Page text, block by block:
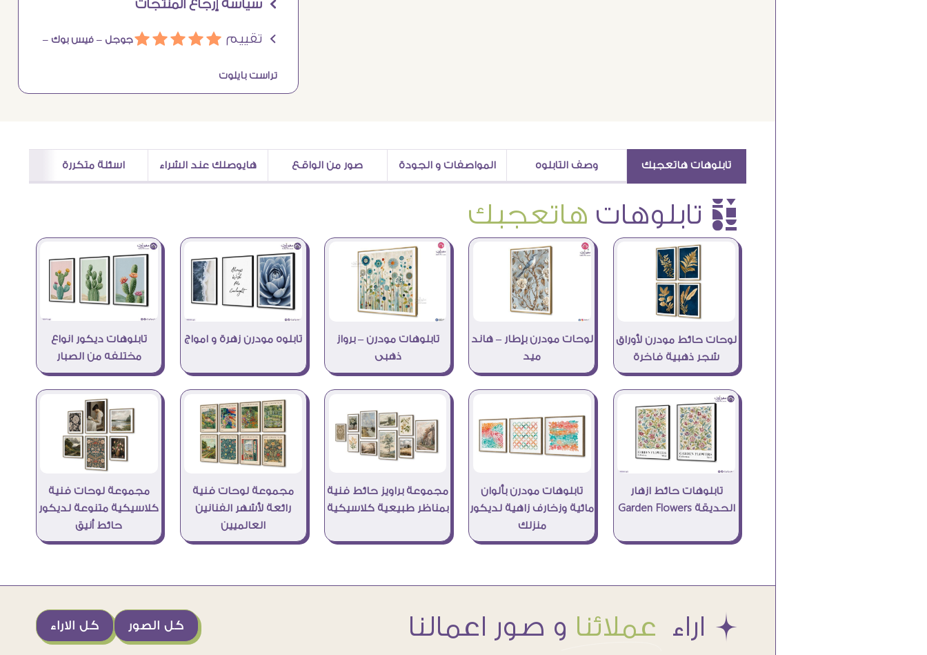
Ö سياسة إرجاع المنتجات
Ö تقييم áááááجوجل – فيس بوك –
تراست بايلوت
تابلوهات هاتعجبك وصف التابلوه المواصفات و الجودة صور من الواقع هايوصلك عند الشراء اسئلة متكررة
è تابلوهات هاتعجبك
لوحات حائط مودرن لأوراق
شجر ذهبية فاخرة
لوحات مودرن بإطار – هاند
ميد
تابلوهات مودرن – برواز
ذهبى
تابلوه مودرن زهرة و امواج
تابلوهات ديكور انواع
مختلفه من الصبار
تابلوهات حائط ازهار
الحديقة Garden Flowers
تابلوهات مودرن بألوان
مائية وزخارف زاهية لديكور
منزلك
مجموعة براويز حائط فنية
بمناظر طبيعية كلاسيكية
مجموعة لوحات فنية
رائعة لأشهر الفنانين
العالميين
مجموعة لوحات فنية
كلاسيكية متنوعة لديكور
حائط أنيق
Æ اراء عملائنا و صور اعمالنا كل الاراء كل الصور